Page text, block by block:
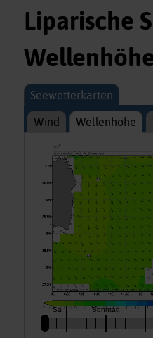
Liparische
Seewetterkarten
Wind Wellenhöhe